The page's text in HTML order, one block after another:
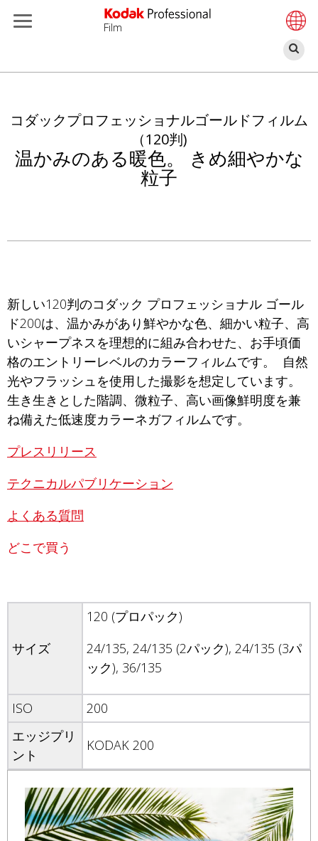
メ
コ
移
Film
検
索
コダックプロフェッショナルゴールドフィルム
（120判)
温かみのある暖色。 きめ細やかな
粒子
新しい120判のコダック プロフェッショナル ゴール
ド200は、温かみがあり鮮やかな色、細かい粒子、高
いシャープネスを理想的に組み合わせた、お手頃価
格のエントリーレベルのカラーフィルムです。 自然
光やフラッシュを使用した撮影を想定しています。
生き生きとした階調、微粒子、高い画像鮮明度を兼
ね備えた低速度カラーネガフィルムです。
プレスリリース
テクニカルパブリケーション
よくある質問
どこで買う
サイズ
120 (プロパック)
24/135, 24/135 (2パック), 24/135 (3パ
ック), 36/135
ISO
200
エッジプリ
ント
KODAK 200